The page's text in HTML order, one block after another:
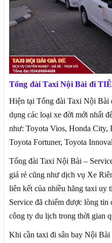
Tổng đài Taxi Nội Bài đi
Hiện tại Tổng đài Taxi Nội Bài
dụng các loại xe đời mới nhất
như: Toyota Vios, Honda City,
Toyota Fortuner, Toyota
Tổng đài Taxi Nội Bài –
giá rẻ cũng như dịch vụ Xe
liên kết của nhiều hãng taxi uy
Service đã chiếm được lòng tin
công ty du lịch trong thời gian
Khi cần taxi đi sân bay Nội